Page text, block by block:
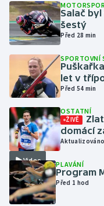
Gymnastika
Házená
Jezdectví
Judo
Krasobruslení
Lezení
Lyže a snowboard
Salač
šestý
Před 28 min
SPORTOVNÍ
let v
Před 54 min
Video
OSTATNÍ
ŽIVĚ
domácí
PLAVÁNÍ
Program
Před 1 hod